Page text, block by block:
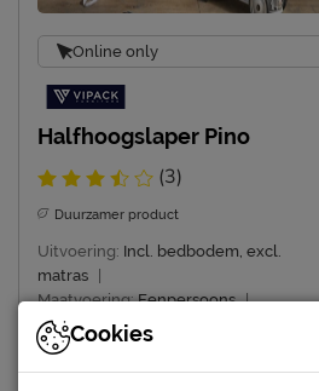
Online only
Halfhoogslaper Pino
(3)
Duurzamer product
Uitvoering: Incl. bedbodem, excl.
matras
Maatvoering: Eenpersoons |
Montage:
niet inbegrepen
Cookies